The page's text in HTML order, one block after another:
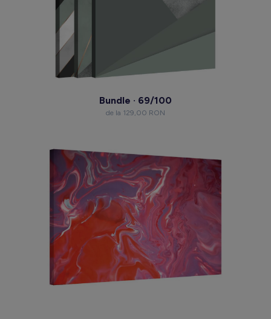
Bundle · 69/100
de la 129,00 RON